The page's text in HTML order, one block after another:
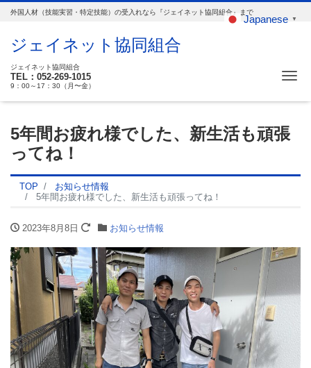
外国人材（技能実習・特定技能）の受入れなら『ジェイネット協同組合』まで
ジェイネット協同組合
ジェイネット協同組合
TEL：052-269-1015
9：00～17：30（月〜金）
5年間お疲れ様でした、新生活も頑張
ってね！
TOP
お知らせ情報
5年間お疲れ様でした、新生活も頑張ってね！
2023年8月8日 お知らせ情報
Japanese ▼